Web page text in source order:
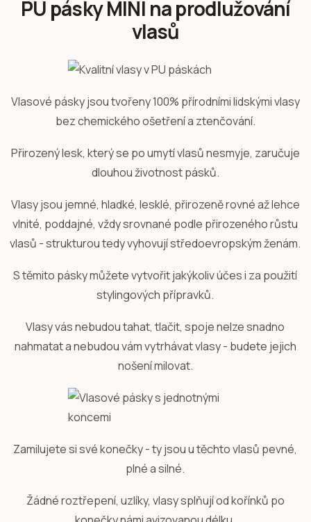
PU pásky MINI na prodlužování
vlasů
Vlasové pásky jsou tvořeny 100% přírodními lidskými vlasy
bez chemického ošetření a ztenčování.
Přirozený lesk, který se po umytí vlasů nesmyje, zaručuje
dlouhou životnost pásků.
Vlasy jsou jemné, hladké, lesklé, přirozeně rovné až lehce
vlnité, poddajné, vždy srovnané podle přirozeného růstu
vlasů - strukturou tedy vyhovují středoevropským ženám.
S těmito pásky můžete vytvořit jakýkoliv účes i za použití
stylingových přípravků.
Vlasy vás nebudou tahat, tlačit, spoje nelze snadno
nahmatat a nebudou vám vytrhávat vlasy - budete jejich
nošení milovat.
Zamilujete si své konečky - ty jsou u těchto vlasů pevné,
plné a silné.
Žádné roztřepení, uzlíky, vlasy splňují od kořínků po